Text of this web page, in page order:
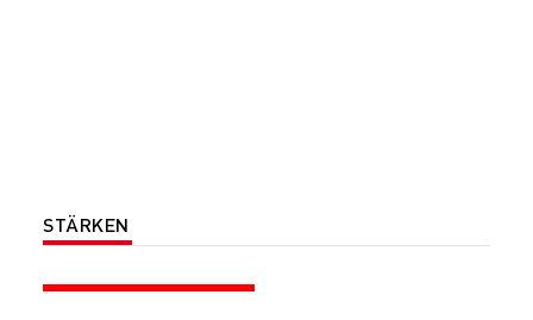
STÄRKEN